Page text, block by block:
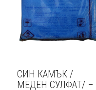
СИН КАМЪК /
МЕДЕН СУЛФАТ/ –